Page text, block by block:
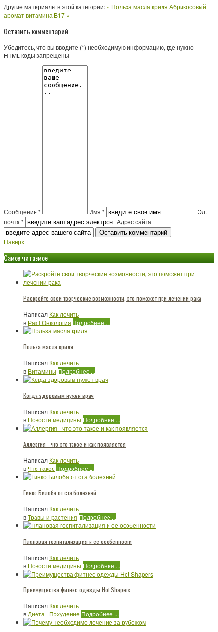
Другие материалы в этой категории: « Польза масла криля Абрикосовый
аромат витамина B17 »
Оставить комментарий
Убедитесь, что вы вводите (*) необходимую информацию, где нужно
HTML-коды запрещены
Сообщение * Имя *
Эл.
почта *
Адрес сайта
Наверх
Самое читаемое
Раскройте свои творческие возможности, это поможет при лечении рака
Написал Как лечить
в Рак | Онкология Подробнее ...
Польза масла криля
Написал Как лечить
в Витамины Подробнее ...
Когда здоровым нужен врач
Написал Как лечить
в Новости медицины Подробнее ...
Аллергия - что это такое и как появляется
Написал Как лечить
в Что такое Подробнее ...
Гинко Билоба от ста болезней
Написал Как лечить
вТравы и растения Подробнее ...
Плановая госпитализация и ее особенности
Написал Как лечить
в Новости медицины Подробнее ...
Преимущества фитнес одежды Hot Shapers
Написал Как лечить
вДиета | Похудение Подробнее ...